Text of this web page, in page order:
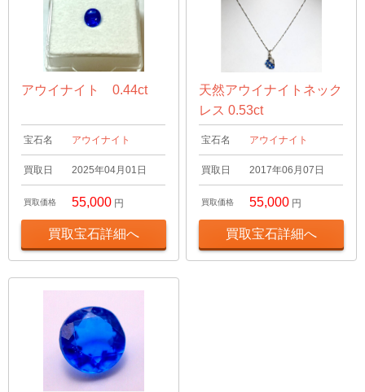
アウイナイト 0.44ct
宝石名 アウイナイト
買取日 2025年04月01日
買取価格 55,000 円
買取宝石詳細へ
天然アウイナイトネック
レス 0.53ct
宝石名 アウイナイト
買取日 2017年06月07日
買取価格 55,000 円
買取宝石詳細へ